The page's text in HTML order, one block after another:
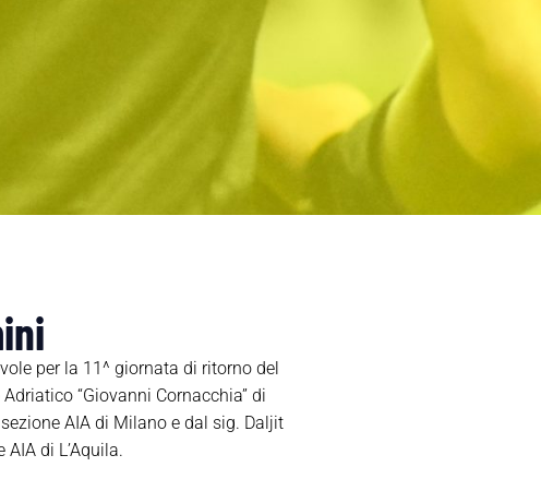
per la 11^ giornata di ritorno del
“Giovanni Cornacchia” di
AIA di Milano e dal sig. Daljit
di L’Aquila.